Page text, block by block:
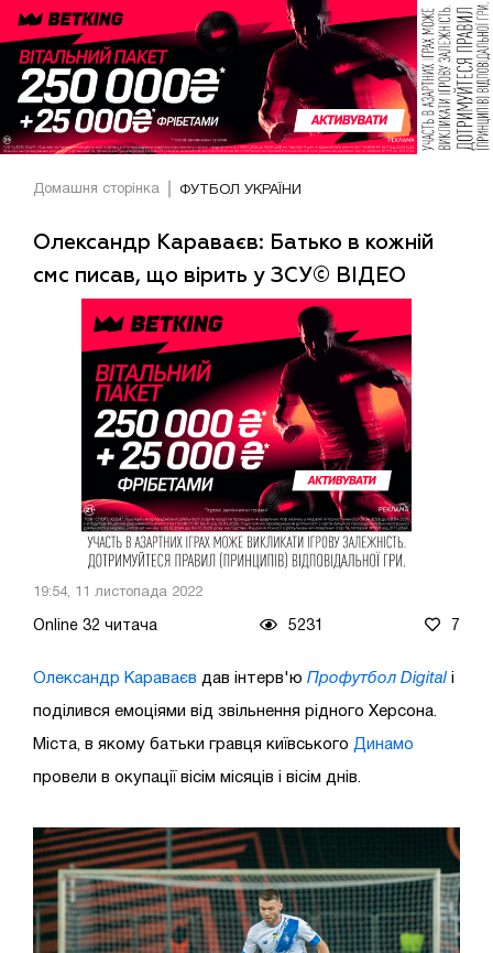
Домашня сторінка ФУТБОЛ УКРАЇНИ
Олександр Караваєв: Батько в кожній
смс писав, що вірить у ЗСУ© ВІДЕО
19:54, 11 листопада 2022
Online 32 читача 5231 7
Олександр Караваєв дав інтерв'ю Профутбол Digital і
поділився емоціями від звільнення рідного Херсона.
Міста, в якому батьки гравця київського Динамо
провели в окупації вісім місяців і вісім днів.